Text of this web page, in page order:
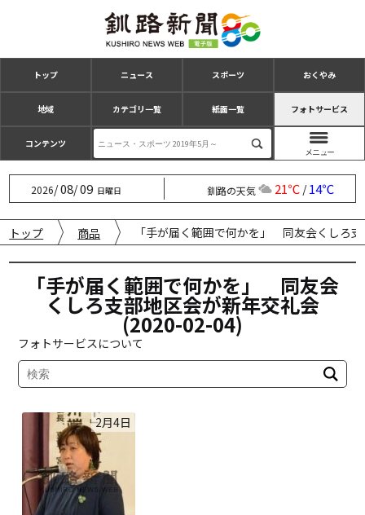
トップ ニュース スポーツ おくやみ
地域 カテゴリ一覧 紙面一覧 フォトサービス
コンテンツ
2026/08/09 日曜日 釧路の天気 21℃/14℃
トップ 商品 「手が届く範囲で何かを」 同友会くしろ
「手が届く範囲で何かを」 同友会
くしろ支部地区会が新年交礼会
(2020-02-04)
フォトサービスについて
2月4日